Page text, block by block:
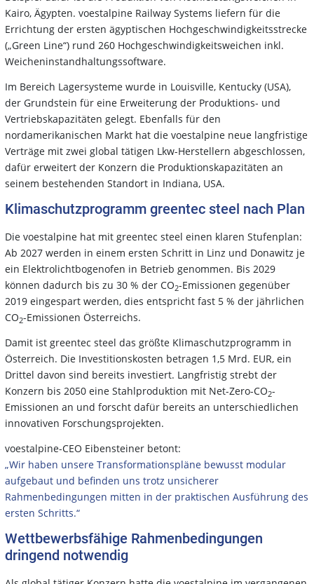
Kairo, Ägypten. voestalpine Railway Systems liefern für die
Errichtung der ersten ägyptischen Hochgeschwindigkeitsstrecke
(„Green Line“) rund 260 Hochgeschwindigkeitsweichen inkl.
Weicheninstandhaltungssoftware.
Im Bereich Lagersysteme wurde in Louisville, Kentucky (USA),
der Grundstein für eine Erweiterung der Produktions- und
Vertriebskapazitäten gelegt. Ebenfalls für den
nordamerikanischen Markt hat die voestalpine neue langfristige
Verträge mit zwei global tätigen Lkw-Herstellern abgeschlossen,
dafür erweitert der Konzern die Produktionskapazitäten an
seinem bestehenden Standort in Indiana, USA.
Klimaschutzprogramm greentec steel nach Plan
Die voestalpine hat mit greentec steel einen klaren Stufenplan:
Ab 2027 werden in einem ersten Schritt in Linz und Donawitz je
ein Elektrolichtbogenofen in Betrieb genommen. Bis 2029
können dadurch bis zu 30 % der CO2-Emissionen gegenüber
2019 eingespart werden, dies entspricht fast 5 % der jährlichen
CO2-Emissionen Österreichs.
Damit ist greentec steel das größte Klimaschutzprogramm in
Österreich. Die Investitionskosten betragen 1,5 Mrd. EUR, ein
Drittel davon sind bereits investiert. Langfristig strebt der
Konzern bis 2050 eine Stahlproduktion mit Net-Zero-CO2-
Emissionen an und forscht dafür bereits an unterschiedlichen
innovativen Forschungsprojekten.
voestalpine-CEO Eibensteiner betont:
„Wir haben unsere Transformationspläne bewusst modular
aufgebaut und befinden uns trotz unsicherer
Rahmenbedingungen mitten in der praktischen Ausführung des
ersten Schritts.“
Wettbewerbsfähige Rahmenbedingungen
dringend notwendig